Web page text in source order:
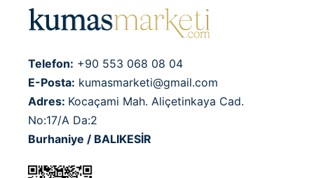
Telefon: +90 553 068 08 04
E-Posta: kumasmarketi@gmail.com
Adres: Kocaçami Mah. Aliçetinkaya Cad.
No:17/A Da:2
Burhaniye / BALIKESİR